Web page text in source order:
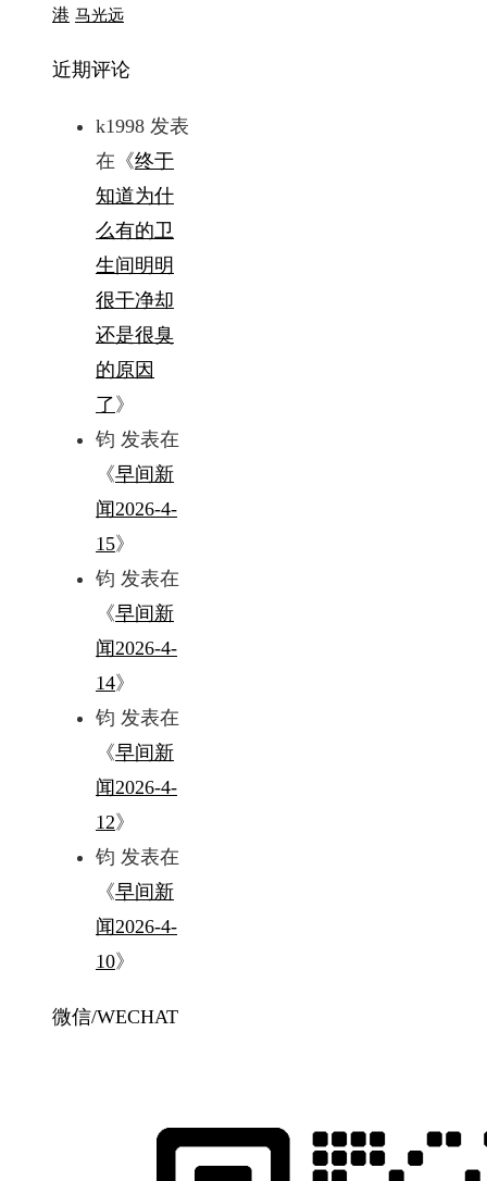
港 马光远
近期评论
k1998 发表
在《终于
知道为什
么有的卫
生间明明
很干净却
还是很臭
的原因
了》
钧 发表在
《早间新
闻2026-4-
15》
钧 发表在
《早间新
闻2026-4-
14》
钧 发表在
《早间新
闻2026-4-
12》
钧 发表在
《早间新
闻2026-4-
10》
微信/WECHAT